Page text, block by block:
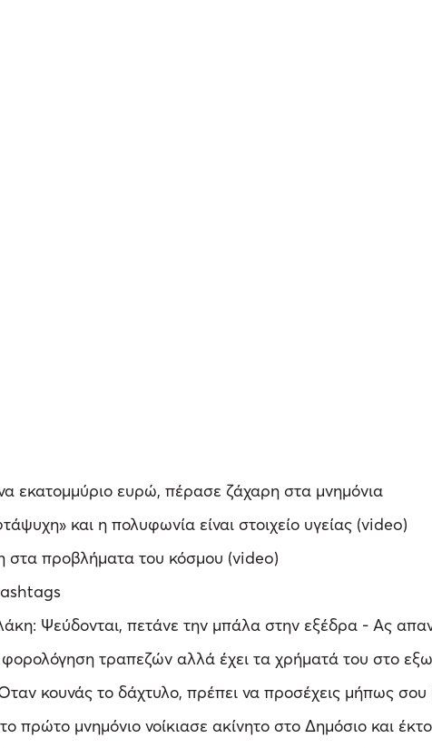
εκατομμύριο ευρώ, πέρασε ζάχαρη στα μνημόνια
και η πολυφωνία είναι στοιχείο υγείας (video)
στα προβλήματα του κόσμου (video)
Ψεύδονται, πετάνε την μπάλα στην εξέδρα - Ας
τραπεζών αλλά έχει τα χρήματά του στο
κουνάς το δάχτυλο, πρέπει να προσέχεις μήπως σου
πρώτο μνημόνιο νοίκιασε ακίνητο στο Δημόσιο και